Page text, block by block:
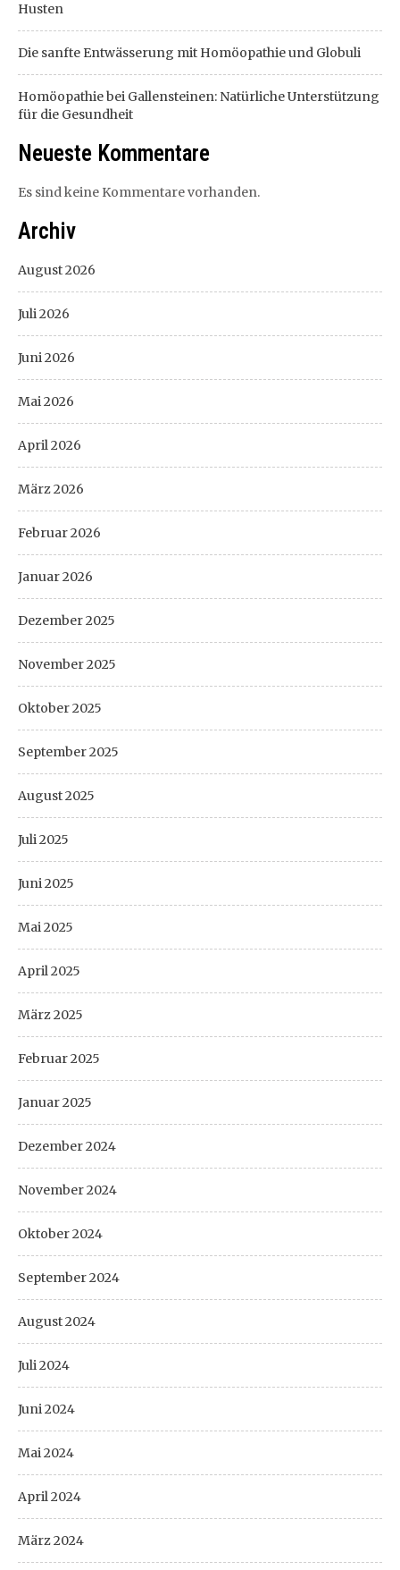
Husten
Die sanfte Entwässerung mit Homöopathie und Globuli
Homöopathie bei Gallensteinen: Natürliche Unterstützung
für die Gesundheit
Neueste Kommentare
Es sind keine Kommentare vorhanden.
Archiv
August 2026
Juli 2026
Juni 2026
Mai 2026
April 2026
März 2026
Februar 2026
Januar 2026
Dezember 2025
November 2025
Oktober 2025
September 2025
August 2025
Juli 2025
Juni 2025
Mai 2025
April 2025
März 2025
Februar 2025
Januar 2025
Dezember 2024
November 2024
Oktober 2024
September 2024
August 2024
Juli 2024
Juni 2024
Mai 2024
April 2024
März 2024